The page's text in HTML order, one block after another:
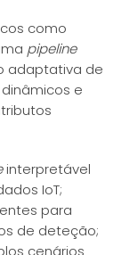
como
pipeline
adaptativa de
e
interpretável
IoT;
para
de deteção;
cenários